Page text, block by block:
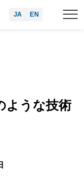
EN
JA
ような技術